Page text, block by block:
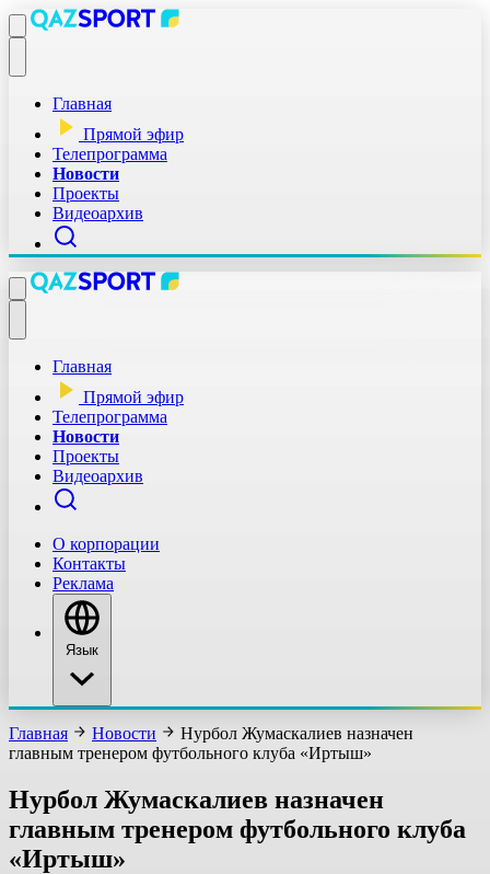
Главная
Прямой эфир
Телепрограмма
Новости
Проекты
Видеоархив
Главная
Прямой эфир
Телепрограмма
Новости
Проекты
Видеоархив
О корпорации
Контакты
Реклама
Язык
Главная Новости
Нурбол Жумаскалиев назначен
главным тренером футбольного клуба «Иртыш»
Нурбол Жумаскалиев назначен
главным тренером футбольного клуба
«Иртыш»